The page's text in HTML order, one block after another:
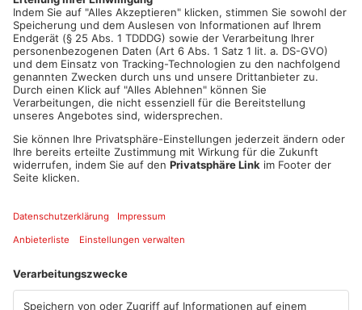
Artikel teilen
ANZEIGE
Kinzig-Kreis
TOPNEWS